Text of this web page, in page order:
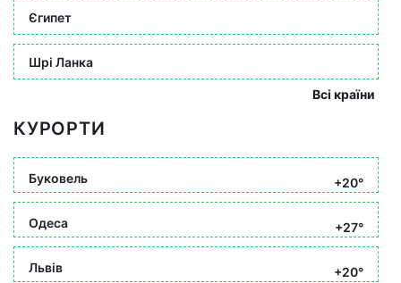
Єгипет
Шрі Ланка
Всі країни
КУРОРТИ
Буковель +20°
Одеса +27°
Львів +20°